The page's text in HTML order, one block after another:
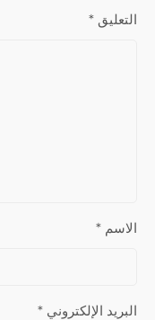
التعليق *
الاسم *
البريد الإلكتروني *